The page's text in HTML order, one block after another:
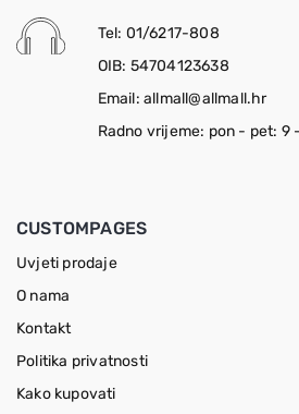
Tel: 01/6217-808
OIB: 54704123638
Email: allmall@allmall.hr
Radno vrijeme: pon - pet: 9
CUSTOMPAGES
Uvjeti prodaje
O nama
Kontakt
Politika privatnosti
Kako kupovati